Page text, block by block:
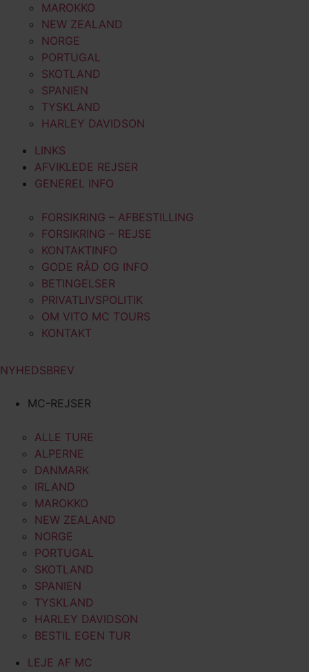
MAROKKO
NEW ZEALAND
NORGE
PORTUGAL
SKOTLAND
SPANIEN
TYSKLAND
HARLEY DAVIDSON
LINKS
AFVIKLEDE REJSER
GENEREL INFO
FORSIKRING – AFBESTILLING
FORSIKRING – REJSE
KONTAKTINFO
GODE RÅD OG INFO
BETINGELSER
PRIVATLIVSPOLITIK
OM VITO MC TOURS
KONTAKT
NYHEDSBREV
MC-REJSER
ALLE TURE
ALPERNE
DANMARK
IRLAND
MAROKKO
NEW ZEALAND
NORGE
PORTUGAL
SKOTLAND
SPANIEN
TYSKLAND
HARLEY DAVIDSON
BESTIL EGEN TUR
LEJE AF MC